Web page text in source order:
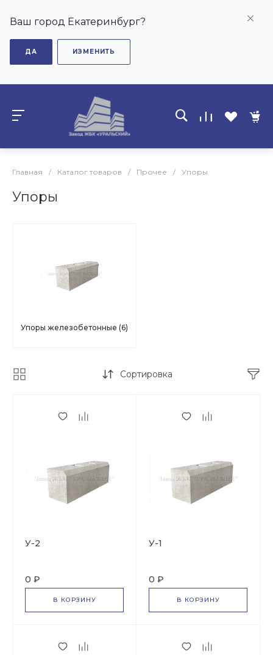
Ваш город Екатеринбург?
ДА ИЗМЕНИТЬ
Главная / Каталог товаров / Прочее / Упоры
Упоры
Упоры железобетонные (6)
Сортировка
У-2
0 ₽
В КОРЗИНУ
У-1
0 ₽
В КОРЗИНУ